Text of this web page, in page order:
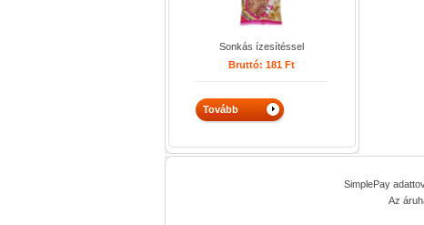
Sonkás ízesítéssel
Bruttó: 181 Ft
SimplePay
Az